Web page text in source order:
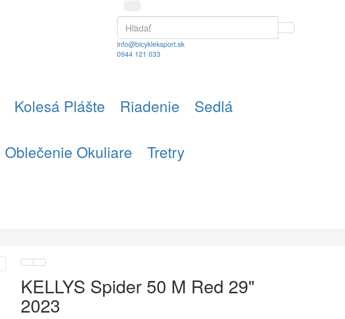
info@bicykleksport.sk
0944 121 033
Kolesá Plášte Riadenie Sedlá
Oblečenie Okuliare Tretry
KELLYS Spider 50 M Red 29"
2023